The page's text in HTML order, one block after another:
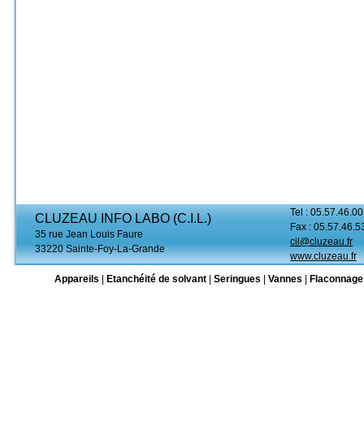
CLUZEAU INFO LABO (C.I.L.)
35 rue Jean Louis Faure
33220 Sainte-Foy-La-Grande
Tel :
Fax :
cil@cluzeau.fr
www.cluzeau.fr
Appareils
Etanchéité de solvant Seringues Vannes Flaconnage